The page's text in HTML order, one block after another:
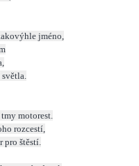
jméno,
motorest.
rozcestí,
pro štěstí.